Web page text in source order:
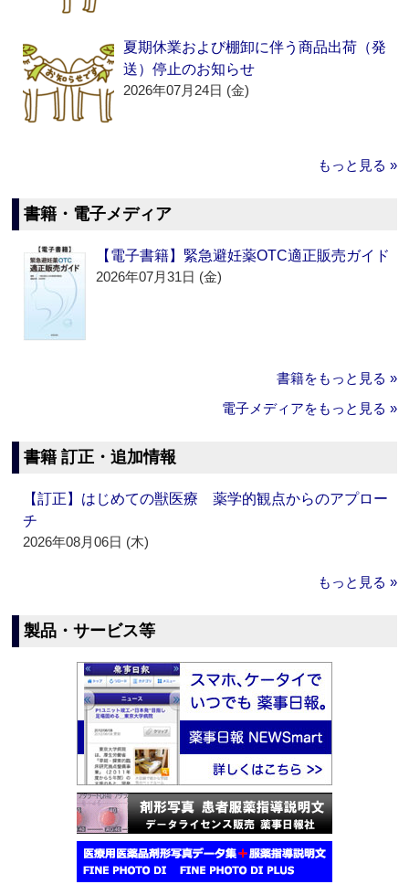
夏期休業および棚卸に伴う商品出荷（発
送）停止のお知らせ
2026年07月24日 (金)
もっと見る »
書籍・電子メディア
【電子書籍】緊急避妊薬OTC適正販売ガイド
2026年07月31日 (金)
書籍をもっと見る »
電子メディアをもっと見る »
書籍 訂正・追加情報
【訂正】はじめての獣医療 薬学的観点からのアプロー
チ
2026年08月06日 (木)
もっと見る »
製品・サービス等